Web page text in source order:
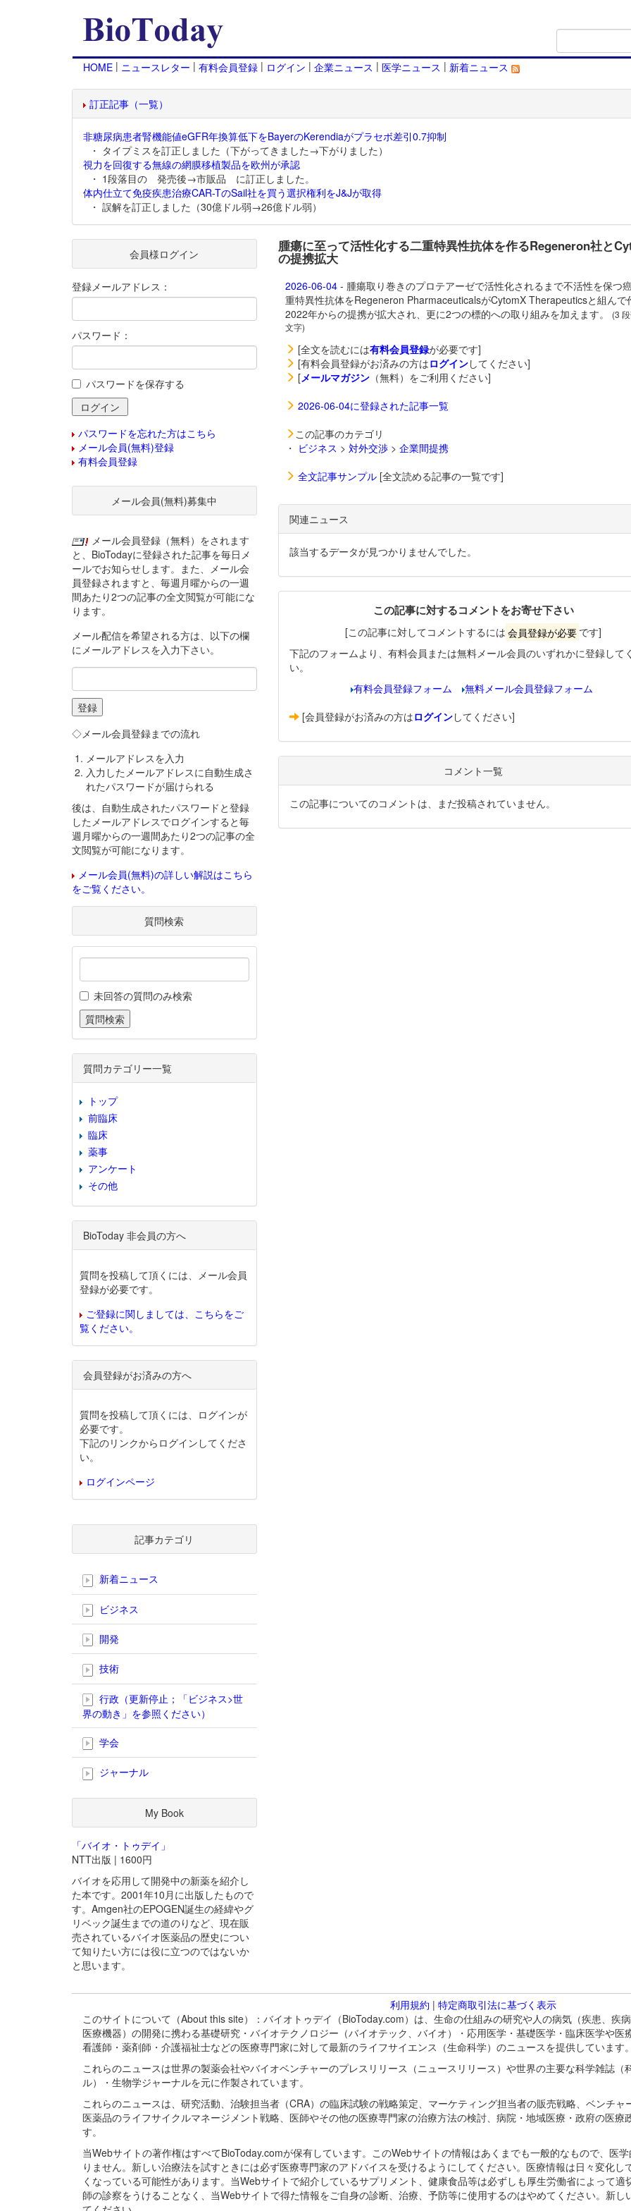
HOME | ニュースレター | 有料会員登録 | ログイン | 企業ニュース | 医学ニュース | 新着ニュース
訂正記事（一覧）
非糖尿病患者腎機能値eGFR年換算低下をBayerのKerendiaがプラセボ差引0.7抑制
・ タイプミスを訂正しました（下がってきました→下がりました）
視力を回復する無線の網膜移植製品を欧州が承認
・ 1段落目の 発売後→市販品 に訂正しました。
体内仕立て免疫疾患治療CAR-TのSail社を買う選択権利をJ&Jが取得
・ 誤解を訂正しました（30億ドル弱→26億ドル弱）
腫瘍に至って活性化する二重特異性抗体を作るRegeneron社と
の提携拡大
2026-06-04- 腫瘍取り巻きのプロテアーゼで活性化されるまで不活性を保つ
重特異性抗体をRegeneron PharmaceuticalsがCytomX Therapeuticsと組んで
2022年からの提携が拡大され、更に2つの標的への取り組みを加えます。
(3
文字)
[全文を読むには有料会員登録が必要です]
[有料会員登録がお済みの方はログインしてください]
[メールマガジン（無料）をご利用ください]
2026-06-04に登録された記事一覧
この記事のカテゴリ
・ ビジネス > 対外交渉> 企業間提携
全文記事サンプル[全文読める記事の一覧です]
関連ニュース
該当するデータが見つかりませんでした。
この記事に対するコメントをお寄せ下さい
[この記事に対してコメントするには 会員登録が必要 です]
下記のフォームより、有料会員または無料メール会員のいずれかに登録して
い。
有料会員登録フォーム
無料メール会員登録フォーム
[会員登録がお済みの方はログインしてください]
コメント一覧
この記事についてのコメントは、まだ投稿されていません。
会員様ログイン
登録メールアドレス：
パスワード：
パスワードを保存する
パスワードを忘れた方はこちら
メール会員(無料)登録
有料会員登録
メール会員(無料)募集中
メール会員登録（無料）をされます
と、BioTodayに登録された記事を毎日メ
ールでお知らせします。また、メール会
員登録されますと、毎週月曜からの一週
間あたり2つの記事の全文閲覧が可能にな
ります。
メール配信を希望される方は、以下の欄
にメールアドレスを入力下さい。
◇メール会員登録までの流れ
メールアドレスを入力
入力したメールアドレスに自動生成さ
れたパスワードが届けられる
後は、自動生成されたパスワードと登録
したメールアドレスでログインすると毎
週月曜からの一週間あたり2つの記事の全
文閲覧が可能になります。
メール会員(無料)の詳しい解説はこちら
をご覧ください。
質問検索
未回答の質問のみ検索
質問カテゴリー一覧
トップ
前臨床
臨床
薬事
アンケート
その他
BioToday 非会員の方へ
質問を投稿して頂くには、メール会員
登録が必要です。
ご登録に関しましては、こちらをご
覧ください。
会員登録がお済みの方へ
質問を投稿して頂くには、ログインが
必要です。
下記のリンクからログインしてくださ
い。
ログインページ
記事カテゴリ
新着ニュース
ビジネス
開発
技術
行政（更新停止；「ビジネス>世
界の動き」を参照ください）
学会
ジャーナル
My Book
「バイオ・トゥデイ」
NTT出版 | 1600円
バイオを応用して開発中の新薬を紹介し
た本です。2001年10月に出版したもので
す。Amgen社のEPOGEN誕生の経緯やグ
リベック誕生までの道のりなど、現在販
売されているバイオ医薬品の歴史につい
て知りたい方には役に立つのではないか
と思います。
利用規約 | 特定商取引法に基づく表示
このサイトについて（About this site）：バイオトゥデイ（BioToday.com）は、生命の仕組みの研究や人の病気（疾患、疾
医療機器）の開発に携わる基礎研究・バイオテクノロジー（バイオテック、バイオ）・応用医学・基礎医学・臨床医学や
看護師・薬剤師・介護福祉士などの医療専門家に対して最新のライフサイエンス（生命科学）のニュースを提供しています
これらのニュースは世界の製薬会社やバイオベンチャーのプレスリリース（ニュースリリース）や世界の主要な科学雑誌
ル）・生物学ジャーナルを元に作製されています。
これらのニュースは、研究活動、治験担当者（CRA）の臨床試験の戦略策定、マーケティング担当者の販売戦略、ベンチ
医薬品のライフサイクルマネージメント戦略、医師やその他の医療専門家の治療方法の検討、病院・地域医療・政府の医
す。
当Webサイトの著作権はすべてBioToday.comが保有しています。このWebサイトの情報はあくまでも一般的なもので、医
りません。新しい治療法を試すときには必ず医療専門家のアドバイスを受けるようにしてください。医療情報は日々変化
くなっている可能性があります。当Webサイトで紹介しているサプリメント、健康食品等は必ずしも厚生労働省によって
師の診察をうけることなく、当Webサイトで得た情報をご自身の診断、治療、予防等に使用するのはやめてください。新